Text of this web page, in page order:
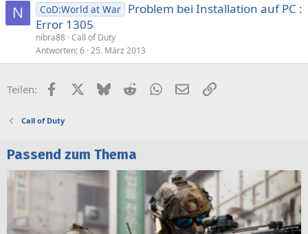
N CoD:World at War Problem bei Installation auf PC :
Error 1305
nibra88 Call of Duty
Antworten 6 25. März 2013
Teilen: FacebookX (Twitter)
BlueskyRedditWhatsApp
E-MailLink
Call of Duty
Passend zum Thema